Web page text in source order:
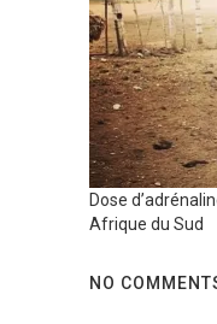
Dose
Afrique du Sud
NO